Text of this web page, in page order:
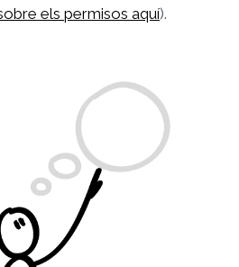
els permisos aquí).